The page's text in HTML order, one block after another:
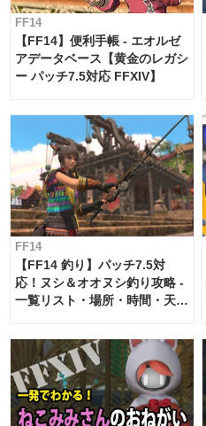
FF14
【FF14】便利手帳 - エオルゼ
アデータベース【黄金のレガシ
ー パッチ7.5対応 FFXIV】
FF14
【FF14 釣り】パッチ7.5対
応！ヌシ＆オオヌシ釣り攻略 -
一覧リスト・場所・時間・天